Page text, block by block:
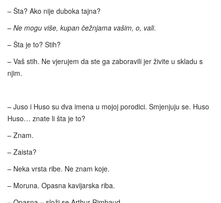
– Šta? Ako nije duboka tajna?
– Ne mogu više, kupan čežnjama vašim, o, vali.
– Šta je to? Stih?
– Vaš stih. Ne vjerujem da ste ga zaboravili jer živite u skladu s
njim.
– Juso i Huso su dva imena u mojoj porodici. Smjenjuju se. Huso
Huso… znate li šta je to?
– Znam.
– Zaista?
– Neka vrsta ribe. Ne znam koje.
– Moruna. Opasna kavijarska riba.